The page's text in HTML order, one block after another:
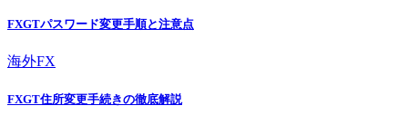
FXGTパスワード変更手順と注意点
海外FX
FXGT住所変更手続きの徹底解説